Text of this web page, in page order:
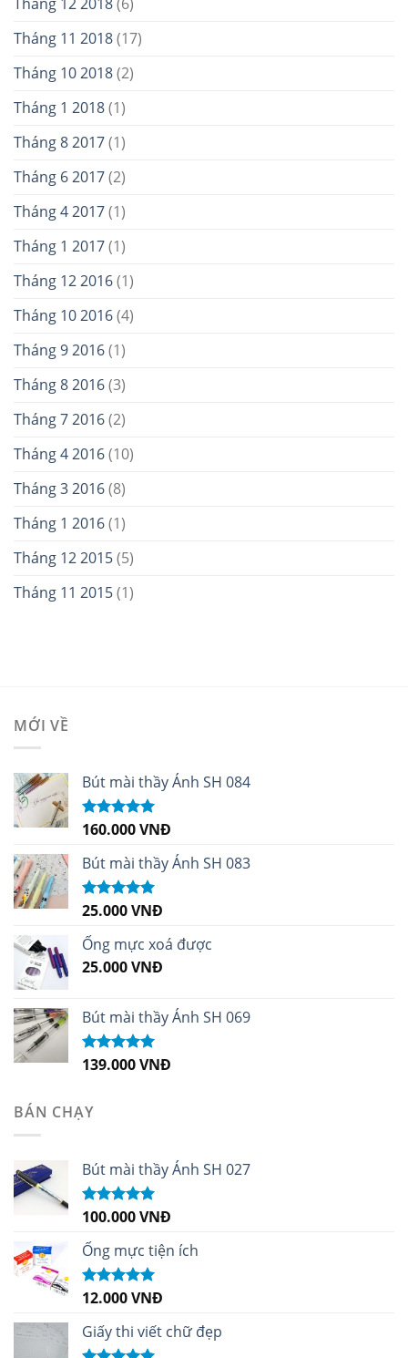
Tháng 11 2018(17)
Tháng 10 2018(2)
Tháng 1 2018(1)
Tháng 8 2017(1)
Tháng 6 2017(2)
Tháng 4 2017(1)
Tháng 1 2017(1)
Tháng 12 2016(1)
Tháng 10 2016(4)
Tháng 9 2016(1)
Tháng 8 2016(3)
Tháng 7 2016(2)
Tháng 4 2016(10)
Tháng 3 2016(8)
Tháng 1 2016(1)
Tháng 12 2015(5)
Tháng 11 2015(1)
MỚI VỀ
Bút mài thầy Ánh SH 084
Được xếp
sao
160.000VNĐ
Bút mài thầy Ánh SH 083
Được xếp
sao
25.000VNĐ
Ống mực xoá được
25.000VNĐ
Bút mài thầy Ánh SH 069
Được xếp
139.000VNĐ
BÁN CHẠY
Bút mài thầy Ánh SH 027
Được xếp
sao
100.000VNĐ
Ống mực tiện ích
Được xếp
sao
12.000VNĐ
Giấy thi viết chữ đẹp